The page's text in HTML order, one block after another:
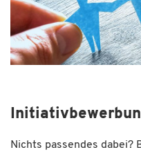
Nichts passendes dabei?